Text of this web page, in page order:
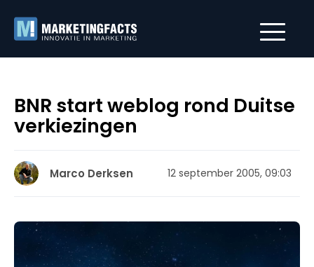
BNR start weblog rond Duitse
verkiezingen
Marco Derksen 12 september 2005, 09:03